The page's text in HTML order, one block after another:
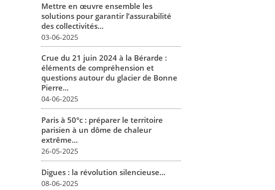
Mettre en œuvre ensemble les
solutions pour garantir l’assurabilité
des collectivités...
03-06-2025
Crue du 21 juin 2024 à la Bérarde :
éléments de compréhension et
questions autour du glacier de Bonne
Pierre...
04-06-2025
Paris à 50°c : préparer le territoire
parisien à un dôme de chaleur
extrême...
26-05-2025
Digues : la révolution silencieuse...
08-06-2025